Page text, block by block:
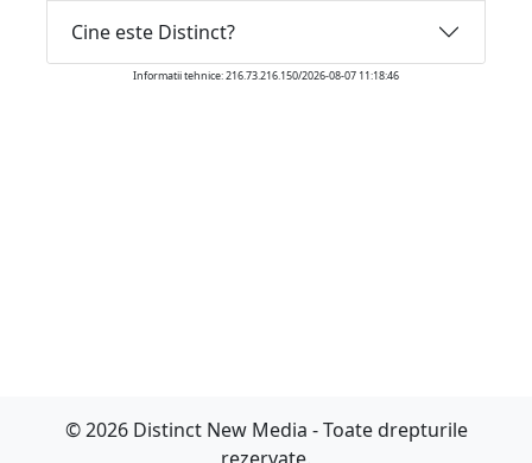
Cine este Distinct?
Informatii tehnice: 216.73.216.150/2026-08-07 11:18:46
© 2026 Distinct New Media - Toate drepturile